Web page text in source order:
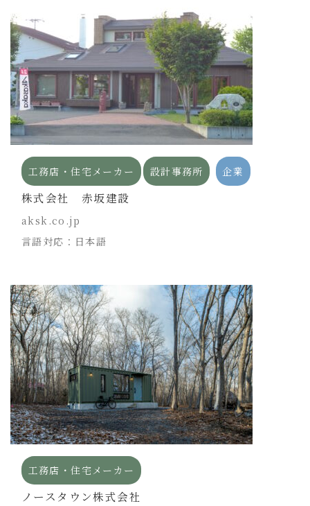
工務店・住宅メーカー 設計事務所 企業
株式会社 赤坂建設
aksk.co.jp
言語対応：日本語
工務店・住宅メーカー
ノースタウン株式会社